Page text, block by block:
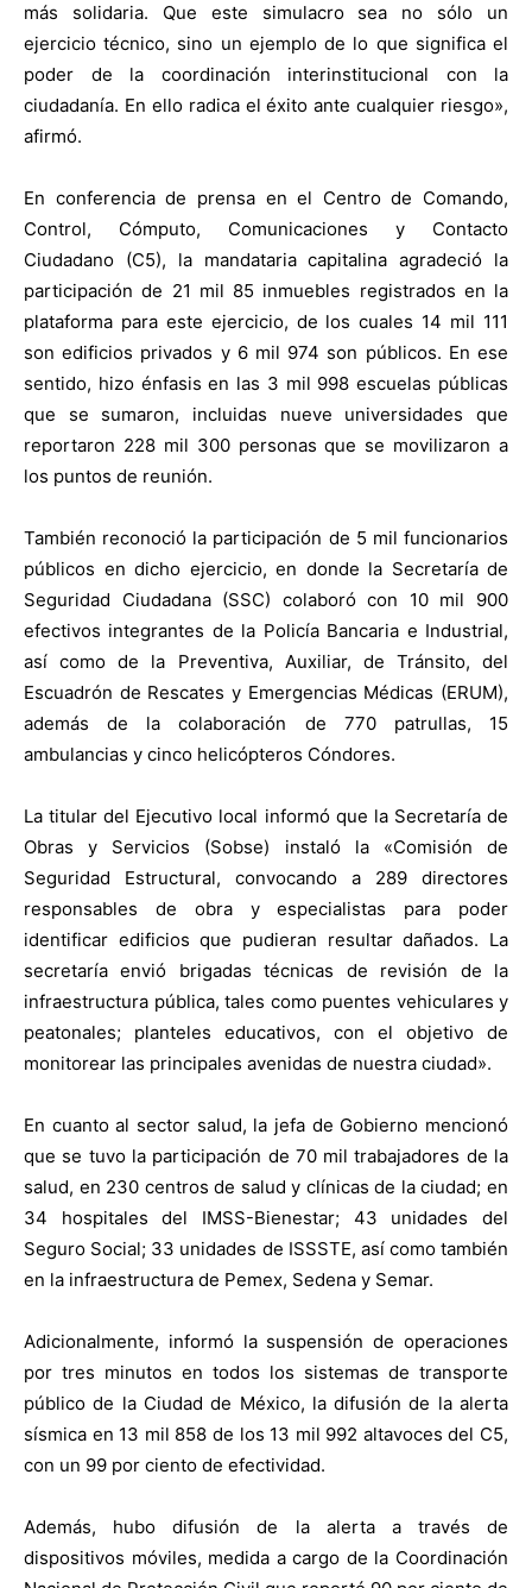
más solidaria. Que este simulacro sea no sólo un
ejercicio técnico, sino un ejemplo de lo que significa el
poder de la coordinación interinstitucional con la
ciudadanía. En ello radica el éxito ante cualquier riesgo»,
afirmó.
En conferencia de prensa en el Centro de Comando,
Control, Cómputo, Comunicaciones y Contacto
Ciudadano (C5), la mandataria capitalina agradeció la
participación de 21 mil 85 inmuebles registrados en la
plataforma para este ejercicio, de los cuales 14 mil 111
son edificios privados y 6 mil 974 son públicos. En ese
sentido, hizo énfasis en las 3 mil 998 escuelas públicas
que se sumaron, incluidas nueve universidades que
reportaron 228 mil 300 personas que se movilizaron a
los puntos de reunión.
También reconoció la participación de 5 mil funcionarios
públicos en dicho ejercicio, en donde la Secretaría de
Seguridad Ciudadana (SSC) colaboró con 10 mil 900
efectivos integrantes de la Policía Bancaria e Industrial,
así como de la Preventiva, Auxiliar, de Tránsito, del
Escuadrón de Rescates y Emergencias Médicas (ERUM),
además de la colaboración de 770 patrullas, 15
ambulancias y cinco helicópteros Cóndores.
La titular del Ejecutivo local informó que la Secretaría de
Obras y Servicios (Sobse) instaló la «Comisión de
Seguridad Estructural, convocando a 289 directores
responsables de obra y especialistas para poder
identificar edificios que pudieran resultar dañados. La
secretaría envió brigadas técnicas de revisión de la
infraestructura pública, tales como puentes vehiculares y
peatonales; planteles educativos, con el objetivo de
monitorear las principales avenidas de nuestra ciudad».
En cuanto al sector salud, la jefa de Gobierno mencionó
que se tuvo la participación de 70 mil trabajadores de la
salud, en 230 centros de salud y clínicas de la ciudad; en
34 hospitales del IMSS-Bienestar; 43 unidades del
Seguro Social; 33 unidades de ISSSTE, así como también
en la infraestructura de Pemex, Sedena y Semar.
Adicionalmente, informó la suspensión de operaciones
por tres minutos en todos los sistemas de transporte
público de la Ciudad de México, la difusión de la alerta
sísmica en 13 mil 858 de los 13 mil 992 altavoces del C5,
con un 99 por ciento de efectividad.
Además, hubo difusión de la alerta a través de
dispositivos móviles, medida a cargo de la Coordinación